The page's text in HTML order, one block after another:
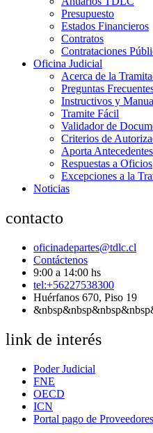
Presupuesto
Estados Financieros
Contratos
Contrataciones
Oficina Judicial
Acerca de la
Preguntas
Instructivos y
Tramite Fácil
Validador de
Criterios de
Aporta Antecedentes
Respuestas a Oficios
Excepciones a la
Noticias
contacto
oficinadepartes@tdlc.cl
Contáctenos
9:00 a 14:00 hs
tel:+56227538300
Huérfanos 670, Piso 19
link de interés
Poder Judicial
FNE
OECD
ICN
Portal pago de Proveedores